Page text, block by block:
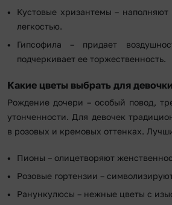
Кустовые хризантемы –
легкостью.
Гипсофила – придает
подчеркивает ее торжественность.
Какие цветы выбрать для
Рождение дочери – особый повод,
утонченности. Для девочек
в розовых и кремовых оттенках.
Пионы – олицетворяют
Розовые гортензии –
Ранункулюсы – нежные цветы с